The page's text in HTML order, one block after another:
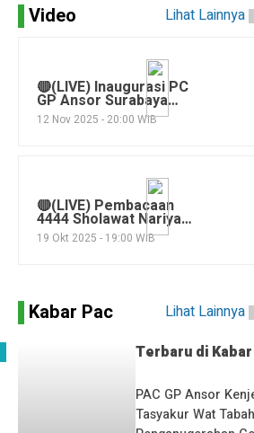
Video Lihat Lainnya
🔴(LIVE) Inaugurasi PC
GP Ansor Surabaya
2025-2029
12 Nov 2025 - 20:00 WIB
🔴(LIVE) Pembacaan
4444 Sholawat Nariyah
Untuk Kedamaian Kota
Surabaya
19 Okt 2025 - 19:00 WIB
Kabar Pac Lihat Lainnya
Terbaru di
PAC GP Ansor
Tasyakur Wat